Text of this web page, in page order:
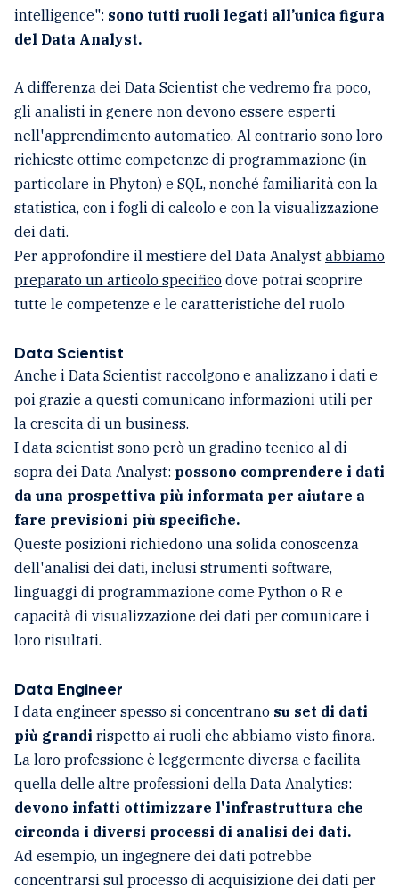
intelligence": sono tutti ruoli legati all’unica figura
del Data Analyst.
A differenza dei Data Scientist che vedremo fra poco,
gli analisti in genere non devono essere esperti
nell'apprendimento automatico. Al contrario sono loro
richieste ottime competenze di programmazione (in
particolare in Phyton) e SQL, nonché familiarità con la
statistica, con i fogli di calcolo e con la visualizzazione
dei dati.
Per approfondire il mestiere del Data Analyst abbiamo
preparato un articolo specifico dove potrai scoprire
tutte le competenze e le caratteristiche del ruolo
Data Scientist
Anche i Data Scientist raccolgono e analizzano i dati e
poi grazie a questi comunicano informazioni utili per
la crescita di un business.
I data scientist sono però un gradino tecnico al di
sopra dei Data Analyst: possono comprendere i dati
da una prospettiva più informata per aiutare a
fare previsioni più specifiche.
Queste posizioni richiedono una solida conoscenza
dell'analisi dei dati, inclusi strumenti software,
linguaggi di programmazione come Python o R e
capacità di visualizzazione dei dati per comunicare i
loro risultati.
Data Engineer
I data engineer spesso si concentrano su set di dati
più grandi rispetto ai ruoli che abbiamo visto finora.
La loro professione è leggermente diversa e facilita
quella delle altre professioni della Data Analytics:
devono infatti ottimizzare l'infrastruttura che
circonda i diversi processi di analisi dei dati.
Ad esempio, un ingegnere dei dati potrebbe
concentrarsi sul processo di acquisizione dei dati per